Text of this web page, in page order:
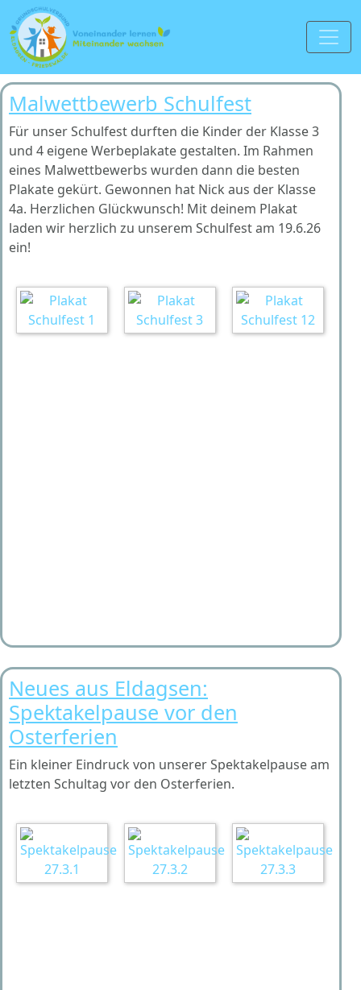
Malwettbewerb Schulfest
Für unser Schulfest durften die Kinder der Klasse 3
und 4 eigene Werbeplakate gestalten. Im Rahmen
eines Malwettbewerbs wurden dann die besten
Plakate gekürt. Gewonnen hat Nick aus der Klasse
4a. Herzlichen Glückwunsch! Mit deinem Plakat
laden wir herzlich zu unserem Schulfest am 19.6.26
ein!
Neues aus Eldagsen:
Spektakelpause vor den
Osterferien
Ein kleiner Eindruck von unserer Spektakelpause am
letzten Schultag vor den Osterferien.